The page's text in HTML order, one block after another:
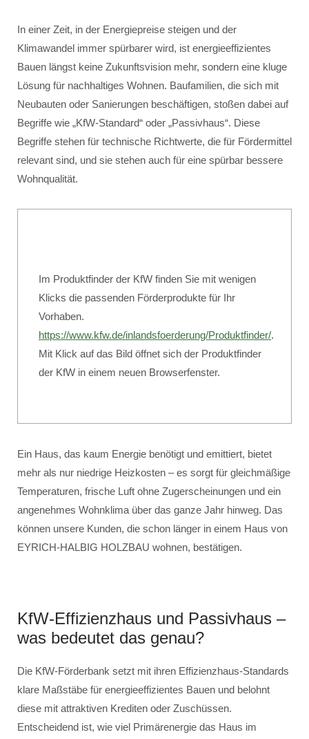
In einer Zeit, in der Energiepreise steigen und der
Klimawandel immer spürbarer wird, ist energieeffizientes
Bauen längst keine Zukunftsvision mehr, sondern eine kluge
Lösung für nachhaltiges Wohnen. Baufamilien, die sich mit
Neubauten oder Sanierungen beschäftigen, stoßen dabei auf
Begriffe wie „KfW-Standard“ oder „Passivhaus“. Diese
Begriffe stehen für technische Richtwerte, die für Fördermittel
relevant sind, und sie stehen auch für eine spürbar bessere
Wohnqualität.
Im Produktfinder der KfW finden Sie mit wenigen
Klicks die passenden Förderprodukte für Ihr
Vorhaben.
https://www.kfw.de/inlandsfoerderung/Produktfinder/.
Mit Klick auf das Bild öffnet sich der Produktfinder
der KfW in einem neuen Browserfenster.
Ein Haus, das kaum Energie benötigt und emittiert, bietet
mehr als nur niedrige Heizkosten – es sorgt für gleichmäßige
Temperaturen, frische Luft ohne Zugerscheinungen und ein
angenehmes Wohnklima über das ganze Jahr hinweg. Das
können unsere Kunden, die schon länger in einem Haus von
EYRICH-HALBIG HOLZBAU wohnen, bestätigen.
KfW-Effizienzhaus und Passivhaus –
was bedeutet das genau?
Die KfW-Förderbank setzt mit ihren Effizienzhaus-Standards
klare Maßstäbe für energieeffizientes Bauen und belohnt
diese mit attraktiven Krediten oder Zuschüssen.
Entscheidend ist, wie viel Primärenergie das Haus im